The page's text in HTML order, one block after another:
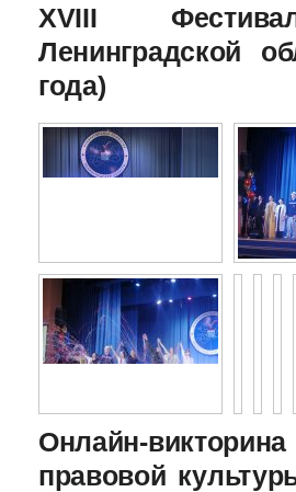
XVIII
Ленинградской
года)
Онлайн-
правовой